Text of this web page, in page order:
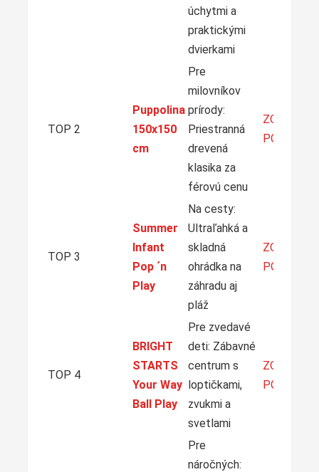
úchytmi a
praktickými
dvierkami
TOP 2
Puppolina
150x150
cm
Pre
milovníkov
prírody:
Priestranná
drevená
klasika za
férovú cenu
ZOBRAZIŤ
PONUKU
TOP 3
Summer
Infant
Pop ´n
Play
Na cesty:
Ultraľahká a
skladná
ohrádka na
záhradu aj
pláž
ZOBRAZIŤ
PONUKU
TOP 4
BRIGHT
STARTS
Your Way
Ball Play
Pre zvedavé
deti: Zábavné
centrum s
loptičkami,
zvukmi a
svetlami
ZOBRAZIŤ
PONUKU
Pre
náročných: